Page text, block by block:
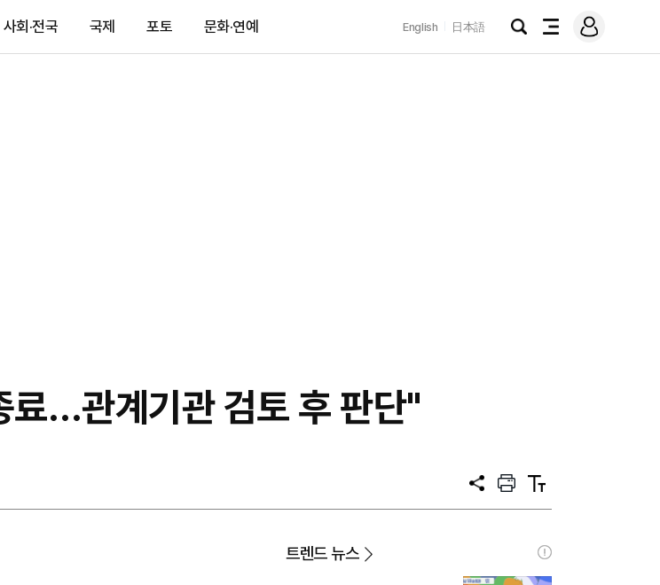
사회·전국 국제 포토 문화·연예 English 日本語
검
전
메
그
료…관계기관 검토 후 판단"
공
프
트
텍
트
트렌드 뉴스